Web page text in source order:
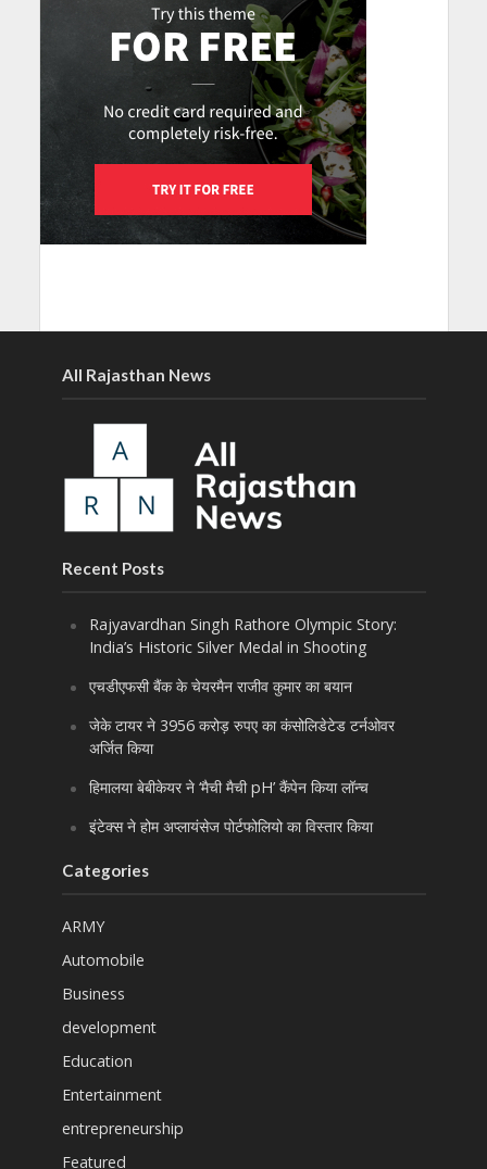
All Rajasthan News
Recent Posts
Rajyavardhan Singh Rathore Olympic Story:
India’s Historic Silver Medal in Shooting
एचडीएफसी बैंक के चेयरमैन राजीव कुमार का बयान
जेके टायर ने 3956 करोड़ रुपए का कंसोलिडेटेड टर्नओवर
अर्जित किया
हिमालया बेबीकेयर ने ‘मैची मैची pH’ कैंपेन किया लॉन्च
इंटेक्स ने होम अप्लायंसेज पोर्टफोलियो का विस्तार किया
Categories
ARMY
Automobile
Business
development
Education
Entertainment
entrepreneurship
Featured